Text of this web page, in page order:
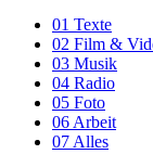
01 Texte
02 Film &
03 Musik
04 Radio
05 Foto
06 Arbeit
07 Alles